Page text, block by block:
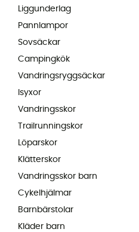
Liggunderlag
Pannlampor
Sovsäckar
Campingkök
Vandringsryggsäckar
Isyxor
Vandringsskor
Trailrunningskor
Löparskor
Klätterskor
Vandringsskor barn
Cykelhjälmar
Barnbärstolar
Kläder barn